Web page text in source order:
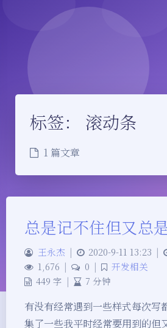
夜间模式
标签： 滚动条
1 篇文章
总是记不住但又总
王永杰 | 2020-9-11 13:23 |
1,676 | 0 |
开发相关
449 字 | 7 分钟
有没有经常遇到一些样式每次写
集了一些我平时经常要用到的但